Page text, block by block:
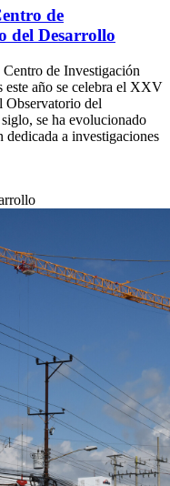
de
del Desarrollo
de Investigación
este año se celebra el XXV
Observatorio del
se ha evolucionado
dedicada a investigaciones